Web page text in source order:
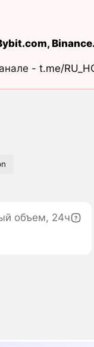
,
- t.me/
объем, 24ч